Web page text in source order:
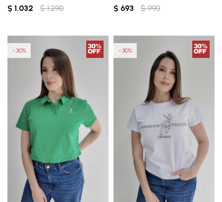
$ 1.032 $ 1.290 $ 693 $ 990
30 30